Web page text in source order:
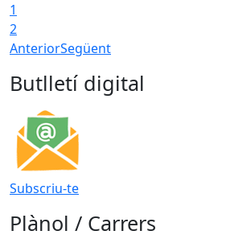
1
2
AnteriorSegüent
Butlletí digital
Subscriu-te
Plànol / Carrers